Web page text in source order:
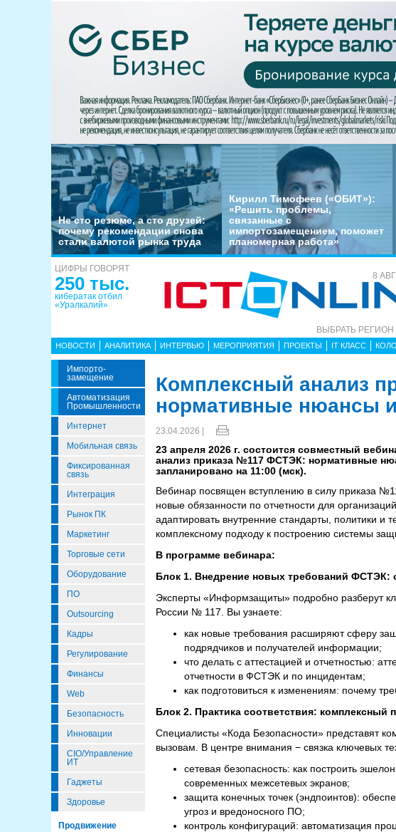
Не сто резюме, а сто друзей:
почему рекомендации снова
стали валютой рынка труда
Кирилл Тимофеев («ОБИТ»):
«Решить проблемы,
связанные с
импортозамещением, поможет
планомерная работа»
ЦИФРЫ ГОВОРЯТ
250 тыс.
кибератак отбил
«Уралкалий»
8
ВЫБРАТЬ РЕГИОН
НОВОСТИ АНАЛИТИКА ИНТЕРВЬЮ МЕРОПРИЯТИЯ ПРОЕКТЫ IT КЛАСС
Импорто­
Замещение
Автоматизация
Промышленности
Интернет
Мобильная связь
Фиксированная
связь
Интеграция
Рынок ПК
Маркетинг
Торговые сети
Оборудование
ПО
Outsourcing
Кадры
Регулирование
Финансы
Web
Безопасность
Инновации
CIO/Управление
ИТ
Гаджеты
Здоровье
Продвижение
Комплексный анализ
нормативные нюансы
23.04.2026 |
23 апреля 2026 г. состоится совместный
анализ приказа №117 ФСТЭК: нормативные
запланировано на 11:00 (мск).
Вебинар посвящен вступлению в силу приказа
новые обязанности по отчетности для
адаптировать внутренние стандарты, политики
комплексному подходу к построению системы
В программе вебинара:
Блок 1. Внедрение новых требований ФСТЭК:
Эксперты «Информзащиты» подробно разберут
России № 117. Вы узнаете:
как новые требования расширяют сферу
подрядчиков и получателей информации;
что делать с аттестацией и отчетностью:
отчетности в ФСТЭК и по инцидентам;
как подготовиться к изменениям: почему
Блок 2. Практика соответствия: комплексный
Специалисты «Кода Безопасности» представят
вызовам. В центре внимания − связка ключевых
сетевая безопасность: как построить
современных межсетевых экранов;
защита конечных точек (эндпоинтов):
угроз и вредоносного ПО;
контроль конфигураций: автоматизация